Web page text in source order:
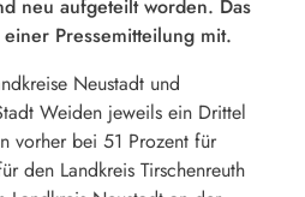
neu aufgeteilt worden. Das
Pressemitteilung mit.
Neustadt und
Weiden jeweils ein Drittel
vorher bei 51 Prozent für
den Landkreis Tirschenreuth